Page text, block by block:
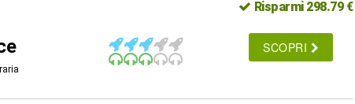
Risparmi 298.79 €
SCOPRI